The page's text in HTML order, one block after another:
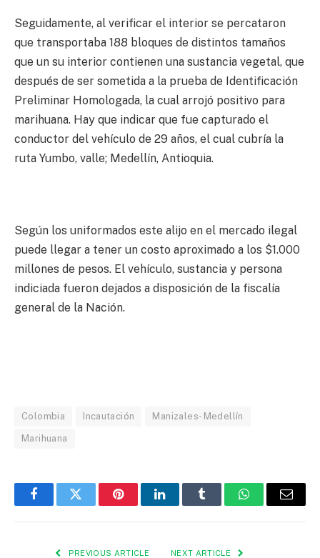
Seguidamente, al verificar el interior se percataron
que transportaba 188 bloques de distintos tamaños
que un su interior contienen una sustancia vegetal, que
después de ser sometida a la prueba de Identificación
Preliminar Homologada, la cual arrojó positivo para
marihuana. Hay que indicar que fue capturado el
conductor del vehículo de 29 años, el cual cubría la
ruta Yumbo, valle; Medellín, Antioquia.
Según los uniformados este alijo en el mercado ilegal
puede llegar a tener un costo aproximado a los $1.000
millones de pesos. El vehículo, sustancia y persona
indiciada fueron dejados a disposición de la fiscalía
general de la Nación.
Colombia Incautación Manizales- Medellín
Marihuana
FacebookTwitter PinterestLinkedInTumblr WhatsAppEmail
PREVIOUS ARTICLE NEXT ARTICLE